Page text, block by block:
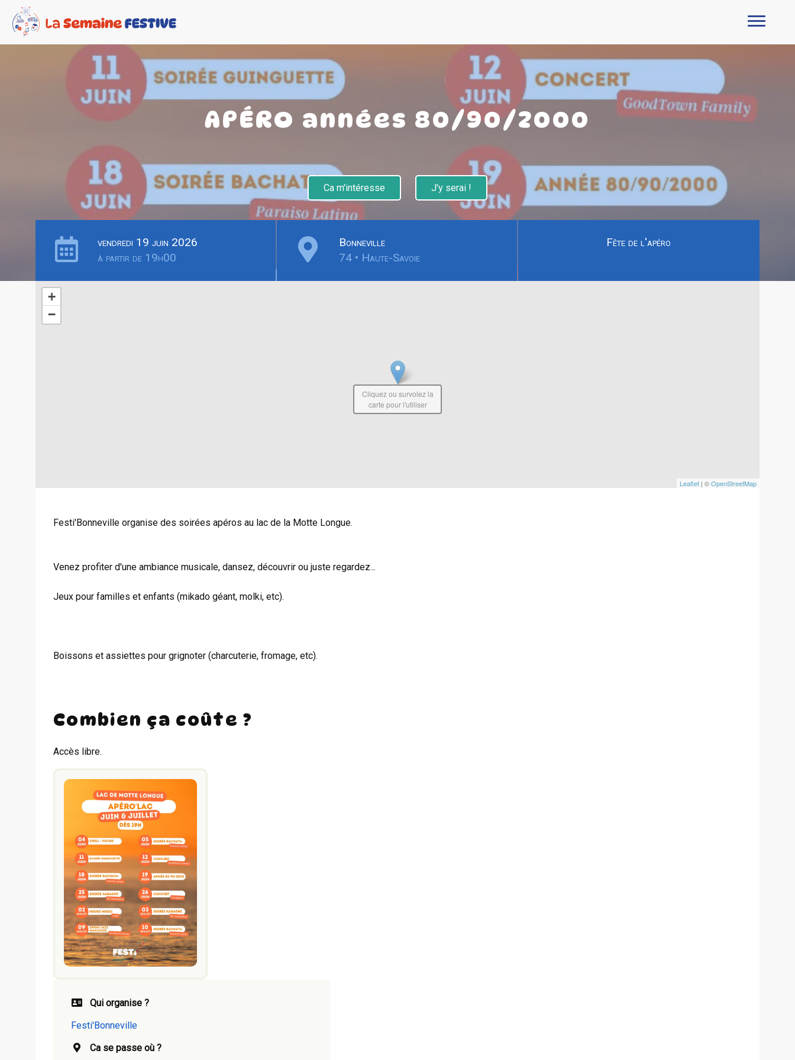
APÉRO années 80/90/2000
Ca m'intéresse J'y serai !
vendredi 19 juin 2026
à partir de 19h00
Bonneville
74 • Haute-Savoie
Fête de l'apéro
+
−
Leaflet | ©OpenStreetMap
Cliquez ou survolez la
carte pour l'utiliser
Festi'Bonneville organise des soirées apéros au lac de la Motte Longue.
Venez profiter d'une ambiance musicale, dansez, découvrir ou juste regardez...
Jeux pour familles et enfants (mikado géant, molki, etc).
Boissons et assiettes pour grignoter (charcuterie, fromage, etc).
Combien ça coûte ?
Accès libre.
Qui organise ?
Festi'Bonneville
Ca se passe où ?